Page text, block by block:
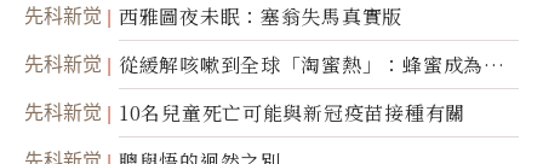
先科新觉 西雅圖夜未眠：塞翁失馬真實版
先科新觉
從緩解咳嗽到全球「淘蜜熱」：蜂蜜成為健
康產業前沿商品
先科新觉 10名兒童死亡可能與新冠疫苗接種有關